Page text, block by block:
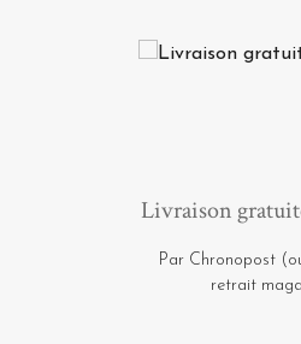
Livraison
Par Chronopost
retrait